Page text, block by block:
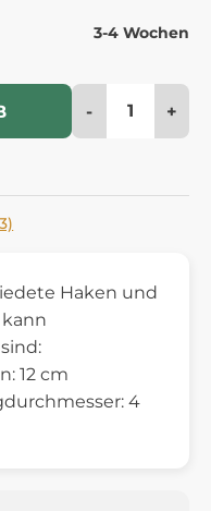
3-4 Wochen
- +
Haken und
kann
12 cm
4